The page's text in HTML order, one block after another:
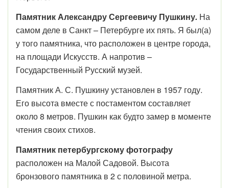
Памятник Александру Сергеевичу Пушкину. На
самом деле в Санкт – Петербурге их пять. Я был(а)
у того памятника, что расположен в центре города,
на площади Искусств. А напротив –
Государственный Русский музей.
Памятник А. С. Пушкину установлен в 1957 году.
Его высота вместе с постаментом составляет
около 8 метров. Пушкин как будто замер в моменте
чтения своих стихов.
Памятник петербургскому фотографу
расположен на Малой Садовой. Высота
бронзового памятника в 2 с половиной метра.